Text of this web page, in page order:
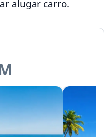
alugar carro.